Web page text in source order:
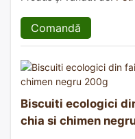
Comandă
Biscuiti ecologici
chia si chimen